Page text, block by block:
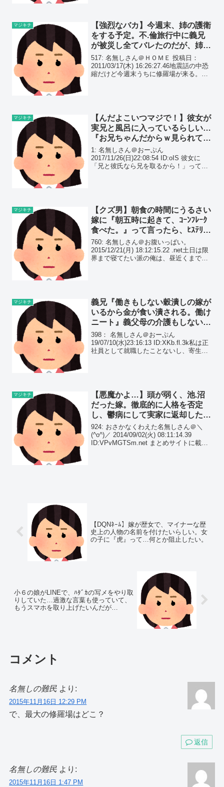
マジキチ
【強烈なバカ】今週末、姉の護衛
をする予定。不.倫旅行中に義兄
が被災し全てバレたのだが、姉を
舐めきっている様で…
517: 名無しさん＠ＨＯＭＥ 投稿日：
2011/03/17(木) 16:26:27.46地震話の中恐
縮だけど今週末うちに修羅場が来る。う
マジキチ
【んだよこいつマジで！】彼女が
実兄と風呂に入っているらしい…
『お兄ちゃんだからｗ見られても
大丈夫でしょｗ』と告白され、オ
レが反論すると…
1: 名無しさん＠おーぷん
2017/11/26(日)22:08:54 ID:oIS 彼女に
「兄と彼氏なら兄を取るから！」って言
マジキチ
【クズ男】朝食の時間にうるさい
嫁に『朝五時に起きて、ｺｰﾝﾌﾚｰｸ
食べた。』って言ったら、ﾋｽﾃﾘｰ
起こして喚かれたんだが…
760: 名無しさん＠お腹いっぱい。
2015/12/21(月) 18:12:15.22 .net土日は限
界まで寝てたい派の俺は、昼近くまで寝
マジキチ
義兄『働きもしない穀潰しの嫁が
いるから金が食い潰される。働け
ニート』義父母の介護もしない、
金も出さない癖に…
398： 名無しさん＠おーぷん
19/07/10(水)23:16:13 ID:XKb.fl.3k私は正
社員として就職したことないし、寄生虫
マジキチ
【悪魔かよ…】頭が弱く、池.沼
だった嫁。徹底的に人格を否定
し、鬱病にして実家に返却した。
周りには事故ﾀﾋしたと話すつも
り…
924: おさかなくわえた名無しさん＠＼
(^o^)／ 2014/09/02(火) 08:11:14.39
ID:VPvMGTSm.net まとめサイトに載っ
【DQNﾈｰﾑ】嫁が歴女で、マイナーな歴
史上の人物の名前を付けたいらしい。女
の子に『虎』って…何とか阻止したい。
小６の娘がLINEで、ﾊﾀﾞｶの写メをやり取
りしていた…過激な言葉も使っていて、
もうスマホを取り上げたいんだが…
コメント
名無しの難民 より:
2015年11月16日 12:29 PM
で、最大の修羅場はどこ？
返信
名無しの難民 より:
2015年11月16日 1:47 PM